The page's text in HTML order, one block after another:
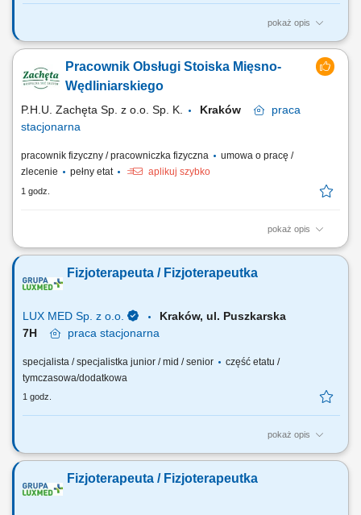
pokaż opis
OSOBA NA TYM STANOWISKU BĘDZIE ODPOWIEDZIALNA ZA:
opracowywanie planów i harmonogramów realizacji projektów,
przygotowywanie zamówień publicznych związanych z projektami,
Pracownik Obsługi Stoiska Mięsno-
Wędliniarskiego
P.H.U. Zachęta Sp. z o.o. Sp. K. Kraków
praca
stacjonarna
pracownik fizyczny / pracowniczka fizyczna
umowa o pracę /
zlecenie
pełny etat aplikuj szybko
1 godz.
pokaż opis
Polska Sieć Handlowa Lewiatan (sklepy Zachęta oraz Koral) poszukuje
naszego zespołu. Jeśli lubisz kontakt z ludźmi, zależy Ci na stabilnej
pracy i chcesz współtworzyć przyjazną atmosferę w tradycyjnym,
Fizjoterapeuta / Fizjoterapeutka
LUX MED Sp. z o.o.
Kraków, ul. Puszkarska
7H
praca stacjonarna
specjalista / specjalistka junior / mid / senior
część etatu /
tymczasowa/dodatkowa
1 godz.
pokaż opis
Nasze oczekiwania wobec Ciebie: wykształcenie wyższe kierunkowe –
pracy na stanowisku fizjoterapeuty; praktyczna znajomość diagnostyki
funkcjonalnej oraz prowadzenia indywidualnej terapii pacjenta, w tym
Fizjoterapeuta / Fizjoterapeutka